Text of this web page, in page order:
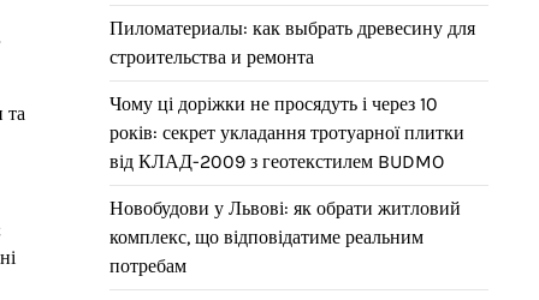
та
Пиломатериалы: как выбрать древесину для
строительства и ремонта
Чому ці доріжки не просядуть і через 10
років: секрет укладання тротуарної плитки
від КЛАД-2009 з геотекстилем BUDMO
Новобудови у Львові: як обрати житловий
комплекс, що відповідатиме реальним
потребам